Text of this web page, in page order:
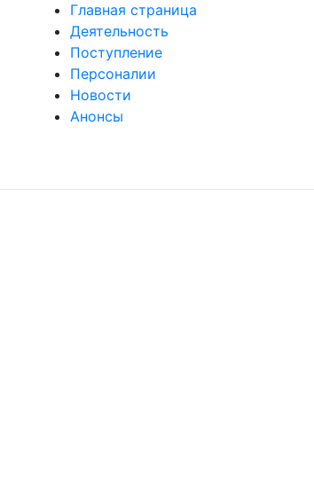
Главная страница
Деятельность
Поступление
Персоналии
Новости
Анонсы